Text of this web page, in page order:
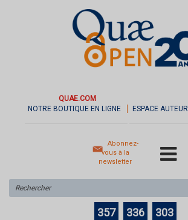
QUAE.COM
NOTRE BOUTIQUE EN LIGNE
ESPACE
Abonnez-
vous à la
newsletter
sur
le
357 336 303